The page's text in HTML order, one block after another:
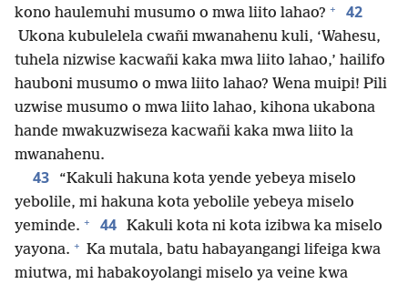
kono haulemuhi musumo o mwa liito lahao? + 42
Ukona kubulelela cwañi mwanahenu kuli, ‘Wahesu,
tuhela nizwise kacwañi kaka mwa liito lahao,’ hailifo
hauboni musumo o mwa liito lahao? Wena muipi! Pili
uzwise musumo o mwa liito lahao, kihona ukabona
hande mwakuzwiseza kacwañi kaka mwa liito la
mwanahenu.
43
“Kakuli hakuna kota yende yebeya miselo
yebolile, mi hakuna kota yebolile yebeya miselo
yeminde. + 44 Kakuli kota ni kota izibwa ka miselo
yayona. + Ka mutala, batu habayangangi lifeiga kwa
miutwa, mi habakoyolangi miselo ya veine kwa